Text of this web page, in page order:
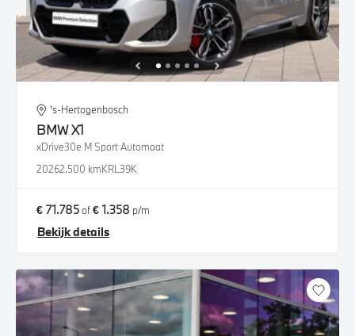
's-Hertogenbosch
BMWX1
xDrive30e M Sport Automaat
20262.500 kmKRL39K
€ 71.785of€ 1.358 p/m
Bekijk details